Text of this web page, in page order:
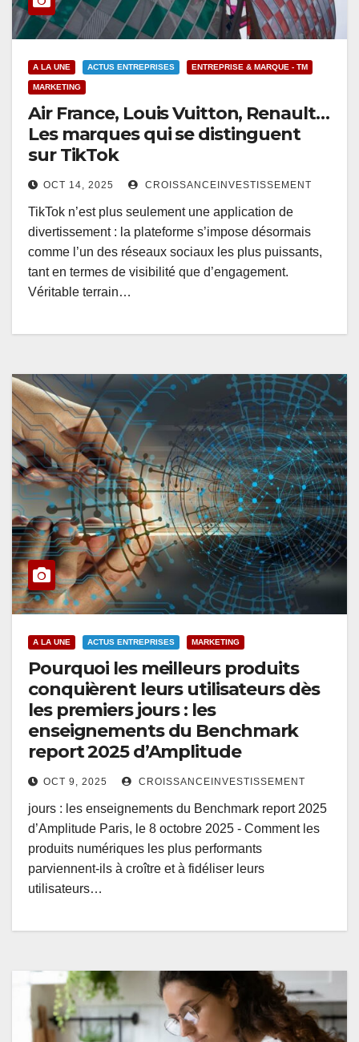
A LA UNE ACTUS ENTREPRISES ENTREPRISE & MARQUE - TM
MARKETING
Air France, Louis Vuitton, Renault…
Les marques qui se distinguent
sur TikTok
OCT 14, 2025 CROISSANCEINVESTISSEMENT
TikTok n’est plus seulement une application de
divertissement : la plateforme s’impose désormais
comme l’un des réseaux sociaux les plus puissants,
tant en termes de visibilité que d’engagement.
Véritable terrain…
A LA UNE ACTUS ENTREPRISES MARKETING
Pourquoi les meilleurs produits
conquièrent leurs utilisateurs dès
les premiers jours : les
enseignements du Benchmark
report 2025 d’Amplitude
OCT 9, 2025 CROISSANCEINVESTISSEMENT
jours : les enseignements du Benchmark report 2025
d’Amplitude Paris, le 8 octobre 2025 - Comment les
produits numériques les plus performants
parviennent-ils à croître et à fidéliser leurs
utilisateurs…